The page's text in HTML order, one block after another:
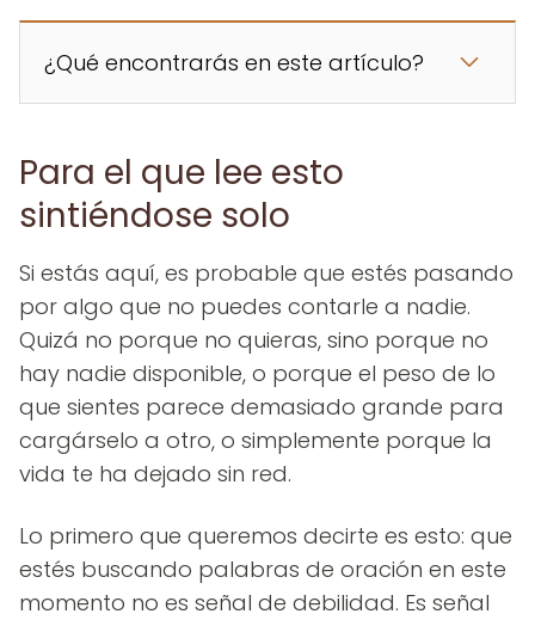
¿Qué encontrarás en este artículo?
Para el que lee esto
sintiéndose solo
Si estás aquí, es probable que estés pasando
por algo que no puedes contarle a nadie.
Quizá no porque no quieras, sino porque no
hay nadie disponible, o porque el peso de lo
que sientes parece demasiado grande para
cargárselo a otro, o simplemente porque la
vida te ha dejado sin red.
Lo primero que queremos decirte es esto: que
estés buscando palabras de oración en este
momento no es señal de debilidad. Es señal